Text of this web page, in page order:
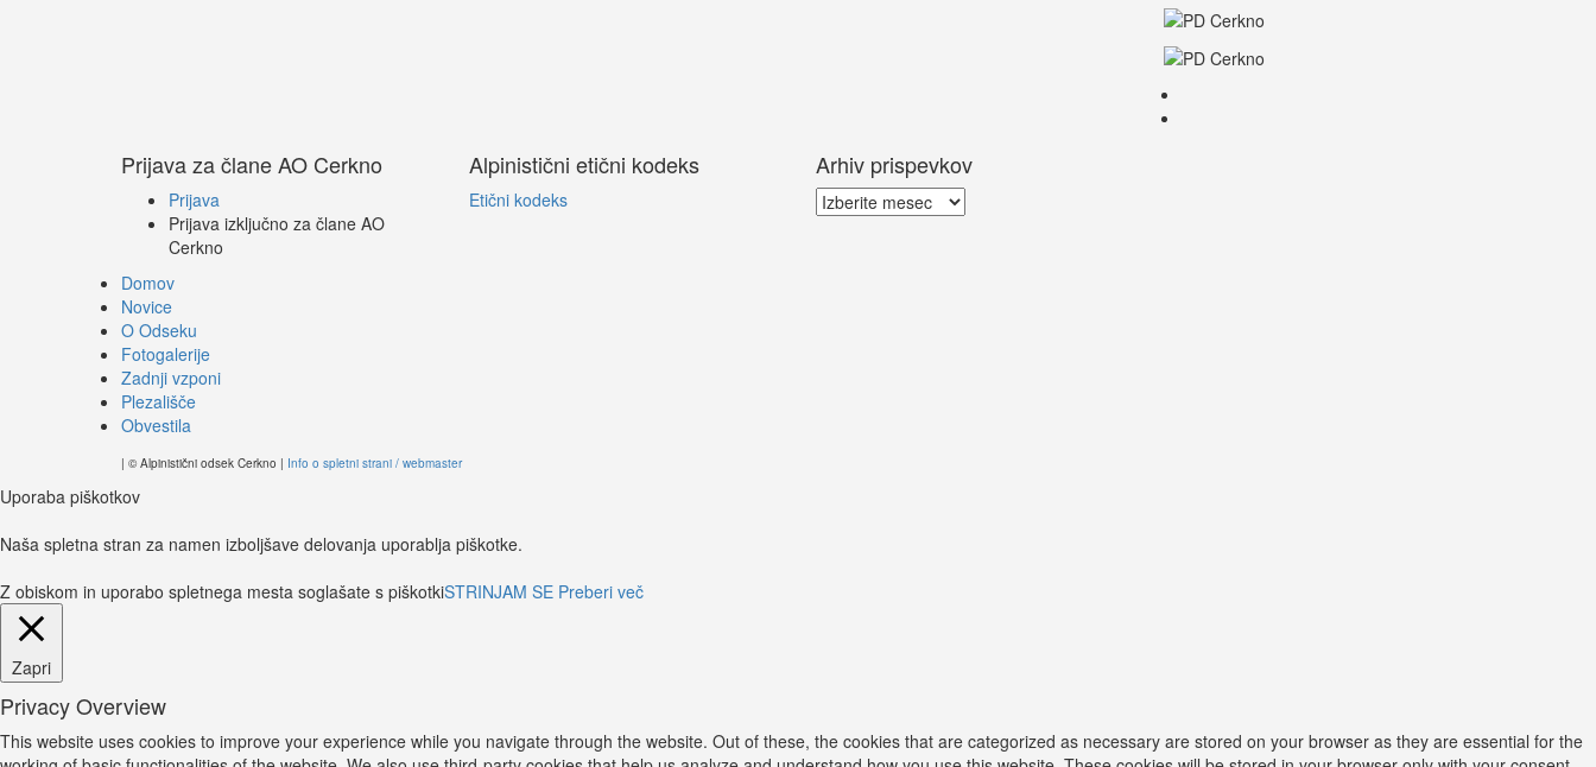
Prijava za člane AO Cerkno
Prijava
Prijava izključno za člane AO
Cerkno
Alpinistični etični kodeks
Etični kodeks
Arhiv prispevkov
Arhiv
prispevkov
Domov
Novice
O Odseku
Fotogalerije
Zadnji vzponi
Plezališče
Obvestila
| © Alpinistični odsek Cerkno | Info o spletni strani / webmaster
Uporaba piškotkov
Naša spletna stran za namen izboljšave delovanja uporablja piškotke.
Z obiskom in uporabo spletnega mesta soglašate s piškotkiSTRINJAM SE Preberi več
Zapri
Privacy Overview
This website uses cookies to improve your experience while you navigate through the website. Out of these, the cookies that are categorized as necessary are stored on your browser as they are essential for the